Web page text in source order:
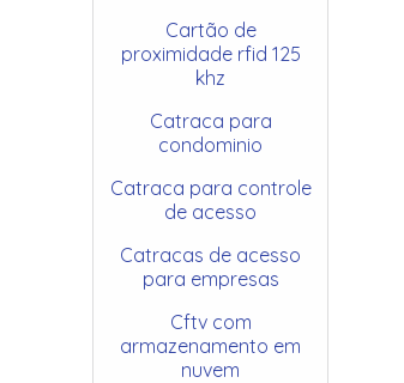
Cartão de
proximidade rfid 125
khz
Catraca para
condominio
Catraca para controle
de acesso
Catracas de acesso
para empresas
Cftv com
armazenamento em
nuvem